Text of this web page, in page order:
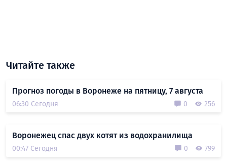
Читайте также
Прогноз погоды в Воронеже на пятницу, 7 августа
06:30 Сегодня 0 256
Воронежец спас двух котят из водохранилища
00:47 Сегодня 0 799